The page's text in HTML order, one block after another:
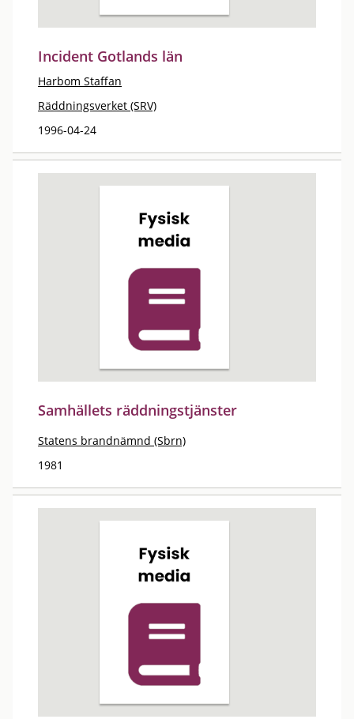
Incident Gotlands län
Harbom Staffan
Räddningsverket (SRV)
1996-04-24
Samhällets räddningstjänster
Statens brandnämnd (Sbrn)
1981